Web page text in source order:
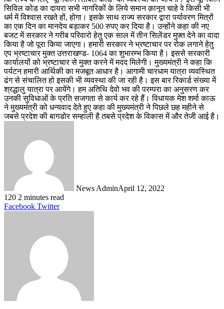
सिविल कोड का दायरा सभी नागरिकों के लिये समान क़ानून चाहे वे किसी भी
धर्म में विश्वास रखते हों, होगा। इसके साथ राज्य सरकार द्वारा पर्यावरण मित्रों
का एक दिन का मानदेय बड़ाकर 500 रुपए कर दिया है। उन्होंने कहा की नए
बजट में सरकार ने गरीब परिवारो हेतु एक साल में तीन सिलेंडर मुफ़्त देने का वादा
किया है जो पूरा किया जाएगा। हमारी सरकार ने भ्रष्टाचार पर रोक लगाने हेतु
एप भ्रष्टाचार मुक्त उत्तराखण्ड- 1064 का शुभारम्भ किया है। इससे सरकारी
कार्यालयों को भ्रष्टाचार से मुक्त करने में मदद मिलेगी। मुख्यमंत्री ने कहा कि
पर्यटन हमारी आर्थिकी का मजबूत आधार है। आगामी चारधाम यात्रा व्यवस्थित
ढंग से संचालित हो इसकी भी व्यवस्था की जा रही है। इस बार रिकार्ड संख्या में
श्रद्धालु यात्रा पर आयेंगे। हम अतिथि देवो भव की परम्परा का अनुसरण कर
उनकी सुविधाओं के प्रति सजगता से कार्य कर रहे हैं। विधायक मेश शर्मा काऊ
ने मुख्यमंत्री को धन्यवाद देते हुए कहा की मुख्यमंत्री ने पिछले छह महीने से
जबसे प्रदेश की बागडोर सम्हाली है तबसे प्रदेश के विकास में और तेजी आई है।
News AdminApril 12, 2022
120 2 minutes read
Facebook TwitterLinkedIn
Tumblr
Pinterest
Reddit
VKontakte
Share
Print